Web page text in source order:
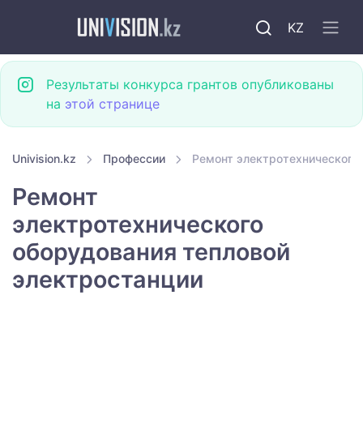
KZ
Результаты конкурса грантов опубликованы
на этой странице
Univision.kz Профессии Ремонт
Ремонт
электротехнического
оборудования тепловой
электростанции